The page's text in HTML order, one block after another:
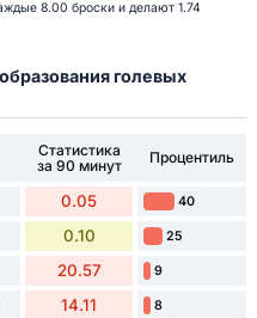
8.00 броски и делают 1.74
голевых
Статистика
за 90 минут
Процентиль
0.05 40
0.10 25
20.57 9
14.11 8